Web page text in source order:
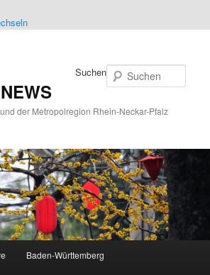
der Metropolregion Rhein-Neckar-Pfalz
Suchen
Baden-Württemberg